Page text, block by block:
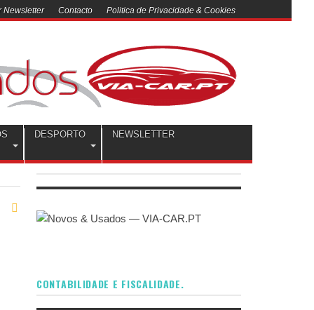
Newsletter Contacto Politica de Privacidade & Cookies
DESPORTO NEWSLETTER
CONTABILIDADE E FISCALIDADE.